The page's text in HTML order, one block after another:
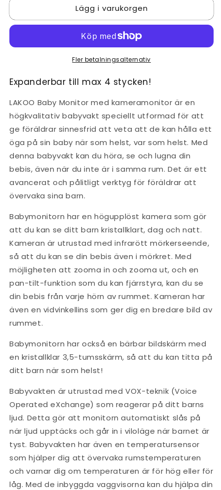
BabyGuard
förpackning
LAKOO
BabyGuard
förpackning
Lägg i varukorgen
Fler betalningsalternativ
Expanderbar till max 4 stycken!
LAKOO Baby Monitor med kameramonitor är en
högkvalitativ babyvakt speciellt utformad för att
ge föräldrar sinnesfrid att veta att de kan hålla ett
öga på sin baby när som helst, var som helst. Med
denna babyvakt kan du höra, se och lugna din
bebis, även när du inte är i samma rum. Det är ett
avancerat och pålitligt verktyg för föräldrar att
övervaka sina barn.
Babymonitorn har en högupplöst kamera som gör
att du kan se ditt barn kristallklart, dag och natt.
Kameran är utrustad med infrarött mörkerseende,
så att du kan se din bebis även i mörkret. Med
möjligheten att zooma in och zooma ut, och en
pan-tilt-funktion som du kan fjärrstyra, kan du se
din bebis från varje hörn av rummet. Kameran har
även en vidvinkellins som ger dig en bredare bild av
rummet.
Babymonitorn har också en bärbar bildskärm med
en kristallklar 3,5-tumsskärm, så att du kan titta på
ditt barn när som helst!
Babyvakten är utrustad med VOX-teknik (Voice
Operated eXchange) som reagerar på ditt barns
ljud. Detta gör att monitorn automatiskt slås på
när ljud upptäcks och går in i viloläge när barnet är
tyst. Babyvakten har även en temperatursensor
som hjälper dig att övervaka rumstemperaturen
och varnar dig om temperaturen är för hög eller för
låg. Med de inbyggda vaggvisorna kan du hjälpa din